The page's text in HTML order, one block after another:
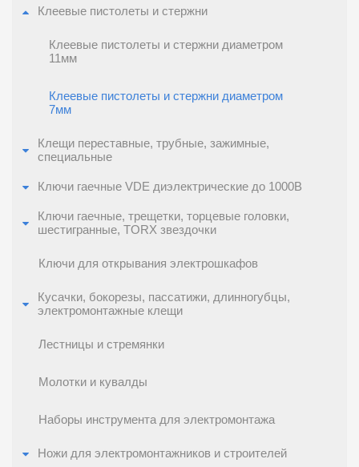
Клеевые пистолеты и стержни
Клеевые пистолеты и стержни диаметром
11мм
Клеевые пистолеты и стержни диаметром
7мм
Клещи переставные, трубные, зажимные,
специальные
Ключи гаечные VDE диэлектрические до 1000В
Ключи гаечные, трещетки, торцевые головки,
шестигранные, TORX звездочки
Ключи для открывания электрошкафов
Кусачки, бокорезы, пассатижи, длинногубцы,
электромонтажные клещи
Лестницы и стремянки
Молотки и кувалды
Наборы инструмента для электромонтажа
Ножи для электромонтажников и строителей